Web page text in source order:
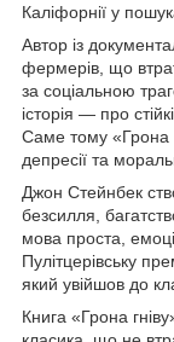
Каліфорнії у
Автор із
фермерів, що
за соціальною
історія — про
Саме тому «Грона
депресії та
Джон Стейнбек
безсилля,
мова проста,
Пулітцерівську
який увійшов до
Книга «Грона